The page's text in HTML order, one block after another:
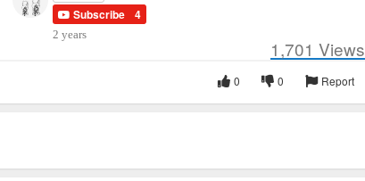
Subscribe 4
2 years
1,701 Views
Report
0
0